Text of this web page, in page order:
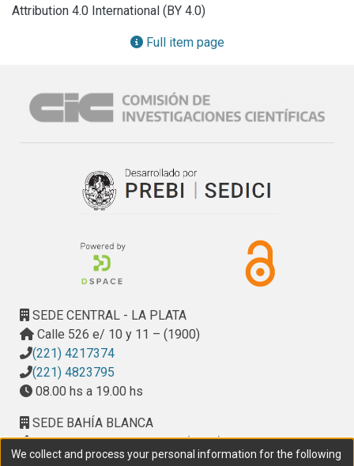
Attribution 4.0 International (BY 4.0)
Full item page
SEDE CENTRAL - LA PLATA
Calle 526 e/ 10 y 11 – (1900)
(221) 4217374
(221) 4823795
08.00 hs a 19.00 hs
SEDE BAHÍA BLANCA
Calle Ciudad de Cali 320 – (8000). Universidad
Provincial del Sudoeste (UPSO)
We collect and process your personal information for the following